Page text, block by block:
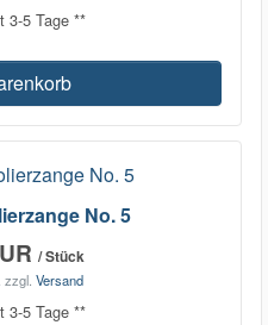
3-5 Tage **
No. 5
/ Stück
zzgl. Versand
3-5 Tage **